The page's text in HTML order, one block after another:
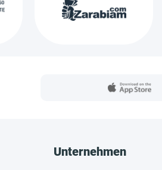
Unternehmen